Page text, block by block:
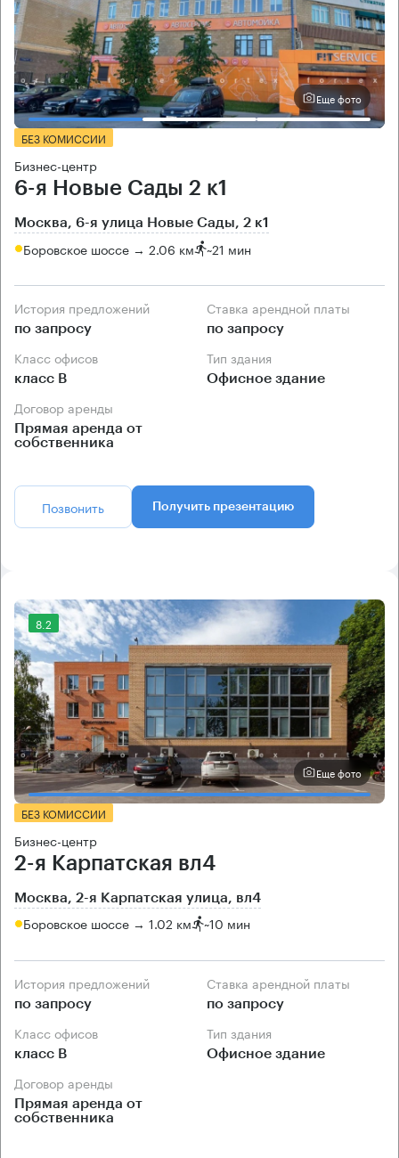
Еще фото
БЕЗ КОМИССИИ
Бизнес-центр
6-я Новые Сады 2 к1
Москва, 6-я улица Новые Сады, 2 к1
Боровское шоссе → 2.06 км ~21 мин
История предложений
по запросу
Ставка арендной платы
по запросу
Класс офисов
класс B
Тип здания
Офисное здание
Договор аренды
Прямая аренда от
собственника
Позвонить Получить презентацию
8.2
Еще фото
БЕЗ КОМИССИИ
Бизнес-центр
2-я Карпатская вл4
Москва, 2-я Карпатская улица, вл4
Боровское шоссе → 1.02 км ~10 мин
История предложений
по запросу
Ставка арендной платы
по запросу
Класс офисов
класс B
Тип здания
Офисное здание
Договор аренды
Прямая аренда от
собственника